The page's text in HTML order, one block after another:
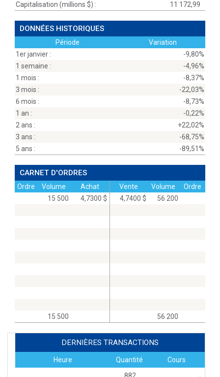
Capitalisation (millions $) : 11 172,99
DONNÉES HISTORIQUES
Période
Variation
1er janvier :
-9,80%
1 semaine :
-4,96%
1 mois :
-8,37%
3 mois :
-22,03%
6 mois :
-8,73%
1 an :
-0,22%
2 ans :
+22,02%
3 ans :
-68,75%
5 ans :
-89,51%
CARNET D'ORDRES
Ordre Volume
Achat
15 500
4,7300 $
15 500
Vente Volume
Ordre
4,7400 $
56 200
56 200
DERNIÈRES TRANSACTIONS
Heure Quantité Cours